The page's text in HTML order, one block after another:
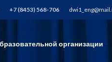
+7 (8453) 568-706
организации